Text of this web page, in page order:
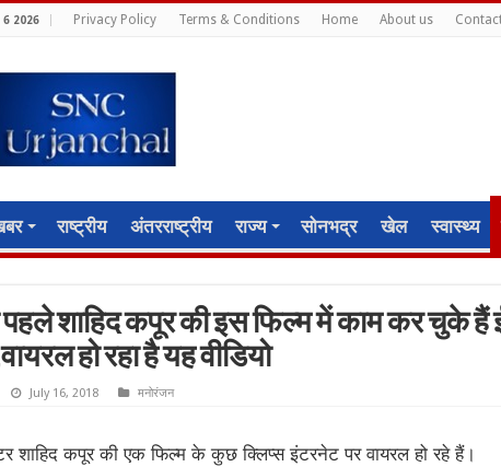
6 2026 Privacy Policy Terms & Conditions Home About us
राष्ट्रीय अंतरराष्ट्रीय राज्य सोनभद्र खेल स्वास्थ्य
पहले शाहिद कपूर की इस फिल्म में काम कर चुके हैं
हो रहा है यह वीडियो
July 16, 2018 मनोरंजन
शाहिद कपूर की एक फिल्म के कुछ क्लिप्स इंटरनेट पर वायरल हो रहे हैं।